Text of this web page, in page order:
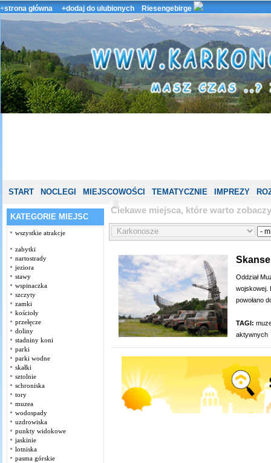
+strona główna +dodaj do ulubionych Riesengebirge
START NOCLEGI MIEJSCOWOŚCI TEMATYCZNIE IMPREZY
KATEGORIE MIEJSC
wszystkie atrakcje
zabytki
nartostrady
jeziora
stawy
wspinaczka
szczyty
zamki
kościoły
przełęcze
doliny
stadniny koni
parki
parki wodne
skałki
sztolnie
schroniska
tory
muzea
wodospady
uzdrowiska
punkty widokowe
jaskinie
lotniska
pasma górskie
Ciekawe miejsca, które warto
Oddział
wojskowej.
powołano
TAGI:
aktywnych